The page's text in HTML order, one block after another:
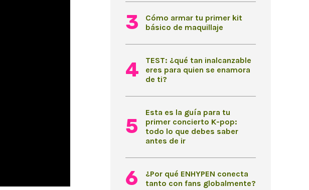
Cómo armar tu primer kit
básico de maquillaje
TEST: ¿qué tan inalcanzable
eres para quien se enamora
de ti?
Esta es la guía para tu
primer concierto K-pop:
todo lo que debes saber
antes de ir
¿Por qué ENHYPEN conecta
tanto con fans globalmente?